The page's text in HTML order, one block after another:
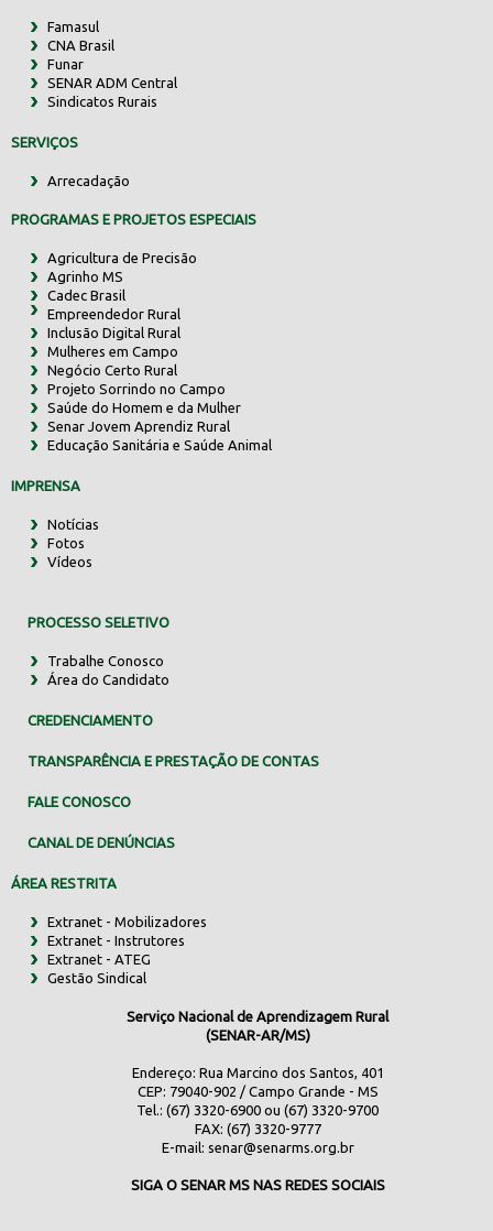
Famasul
CNA Brasil
Funar
SENAR ADM Central
Sindicatos Rurais
SERVIÇOS
Arrecadação
PROGRAMAS E PROJETOS ESPECIAIS
Agricultura de Precisão
Agrinho MS
Cadec Brasil
Empreendedor Rural
Inclusão Digital Rural
Mulheres em Campo
Negócio Certo Rural
Projeto Sorrindo no Campo
Saúde do Homem e da Mulher
Senar Jovem Aprendiz Rural
Educação Sanitária e Saúde Animal
IMPRENSA
Notícias
Fotos
Vídeos
PROCESSO SELETIVO
Trabalhe Conosco
Área do Candidato
CREDENCIAMENTO
TRANSPARÊNCIA E PRESTAÇÃO DE CONTAS
FALE CONOSCO
CANAL DE DENÚNCIAS
ÁREA RESTRITA
Extranet - Mobilizadores
Extranet - Instrutores
Extranet - ATEG
Gestão Sindical
Serviço Nacional de Aprendizagem Rural
(SENAR-AR/MS)
Endereço: Rua Marcino dos Santos, 401
CEP: 79040-902 / Campo Grande - MS
Tel.: (67) 3320-6900 ou (67) 3320-9700
FAX: (67) 3320-9777
E-mail: senar@senarms.org.br
SIGA O SENAR MS NAS REDES SOCIAIS